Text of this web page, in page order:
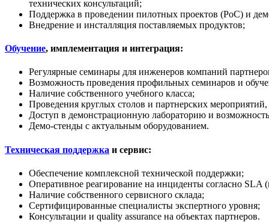
технических консультаций;
Поддержка в проведении пилотных проектов (PoC) и
Внедрение и инсталляция поставляемых продуктов;
Обучение, имплементация и интеграция:
Регулярные семинары для инженеров компаний
Возможность проведения профильных семинаров и
Наличие собственного учебного класса;
Проведения круглых столов и партнерских
Доступ в демонстрационную лабораторию и
Демо-стенды с актуальным оборудованием.
Техническая поддержка и сервис:
Обеспечение комплексной технической поддержки;
Оперативное реагирование на инциденты согласно SLA
Наличие собственного сервисного склада;
Сертифицированные специалисты экспертного уровня;
Консультации и quality assurance на объектах партнеров.